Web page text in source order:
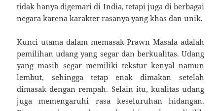
tidak hanya digemari di India, tetapi juga di berbagai
negara karena karakter rasanya yang khas dan unik.
Kunci utama dalam memasak Prawn Masala adalah
pemilihan udang yang segar dan berkualitas. Udang
yang masih segar memiliki tekstur kenyal namun
lembut, sehingga tetap enak dimakan setelah
dimasak dengan rempah. Selain itu, kualitas udang
juga memengaruhi rasa keseluruhan hidangan.